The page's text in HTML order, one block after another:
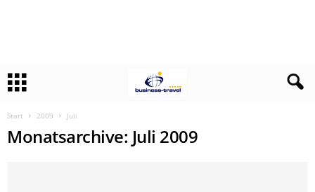
Start 2009 Juli
Monatsarchive: Juli 2009